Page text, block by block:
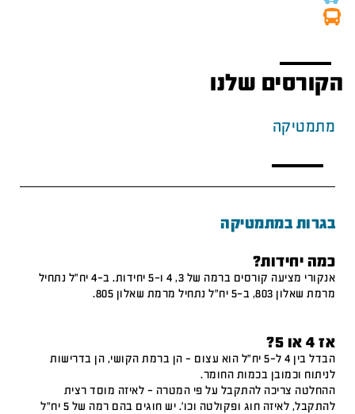
הקורסים שלנו
מתמטיקה
בגרות במתמטיקה
כמה יחידות?
אנקורי מציעה קורסים ברמה של 3, 4 ו-5 יחידות. ב-4 יח"ל נתחיל
מרמת שאלון 803, ב-5 יח"ל נתחיל מרמת שאלון 805.
אז 4 או 5?
הבדל בין 4 ל-5 יח"ל הוא עצום – הן ברמת הקושי, הן בדרישות
לניתוח וכמובן בכמות החומר.
ההחלטה צריכה להתקבל על פי המטרה – לאיזה מוסד רצית
להתקבל, לאיזה חוג ופקולטה וכו'. יש חוגים בהם רמה של 5 יח"ל